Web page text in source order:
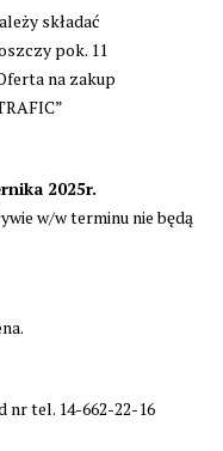
składać
pok. 11
na zakup
2025r.
w/w terminu nie będą
nr tel. 14-662-22-16